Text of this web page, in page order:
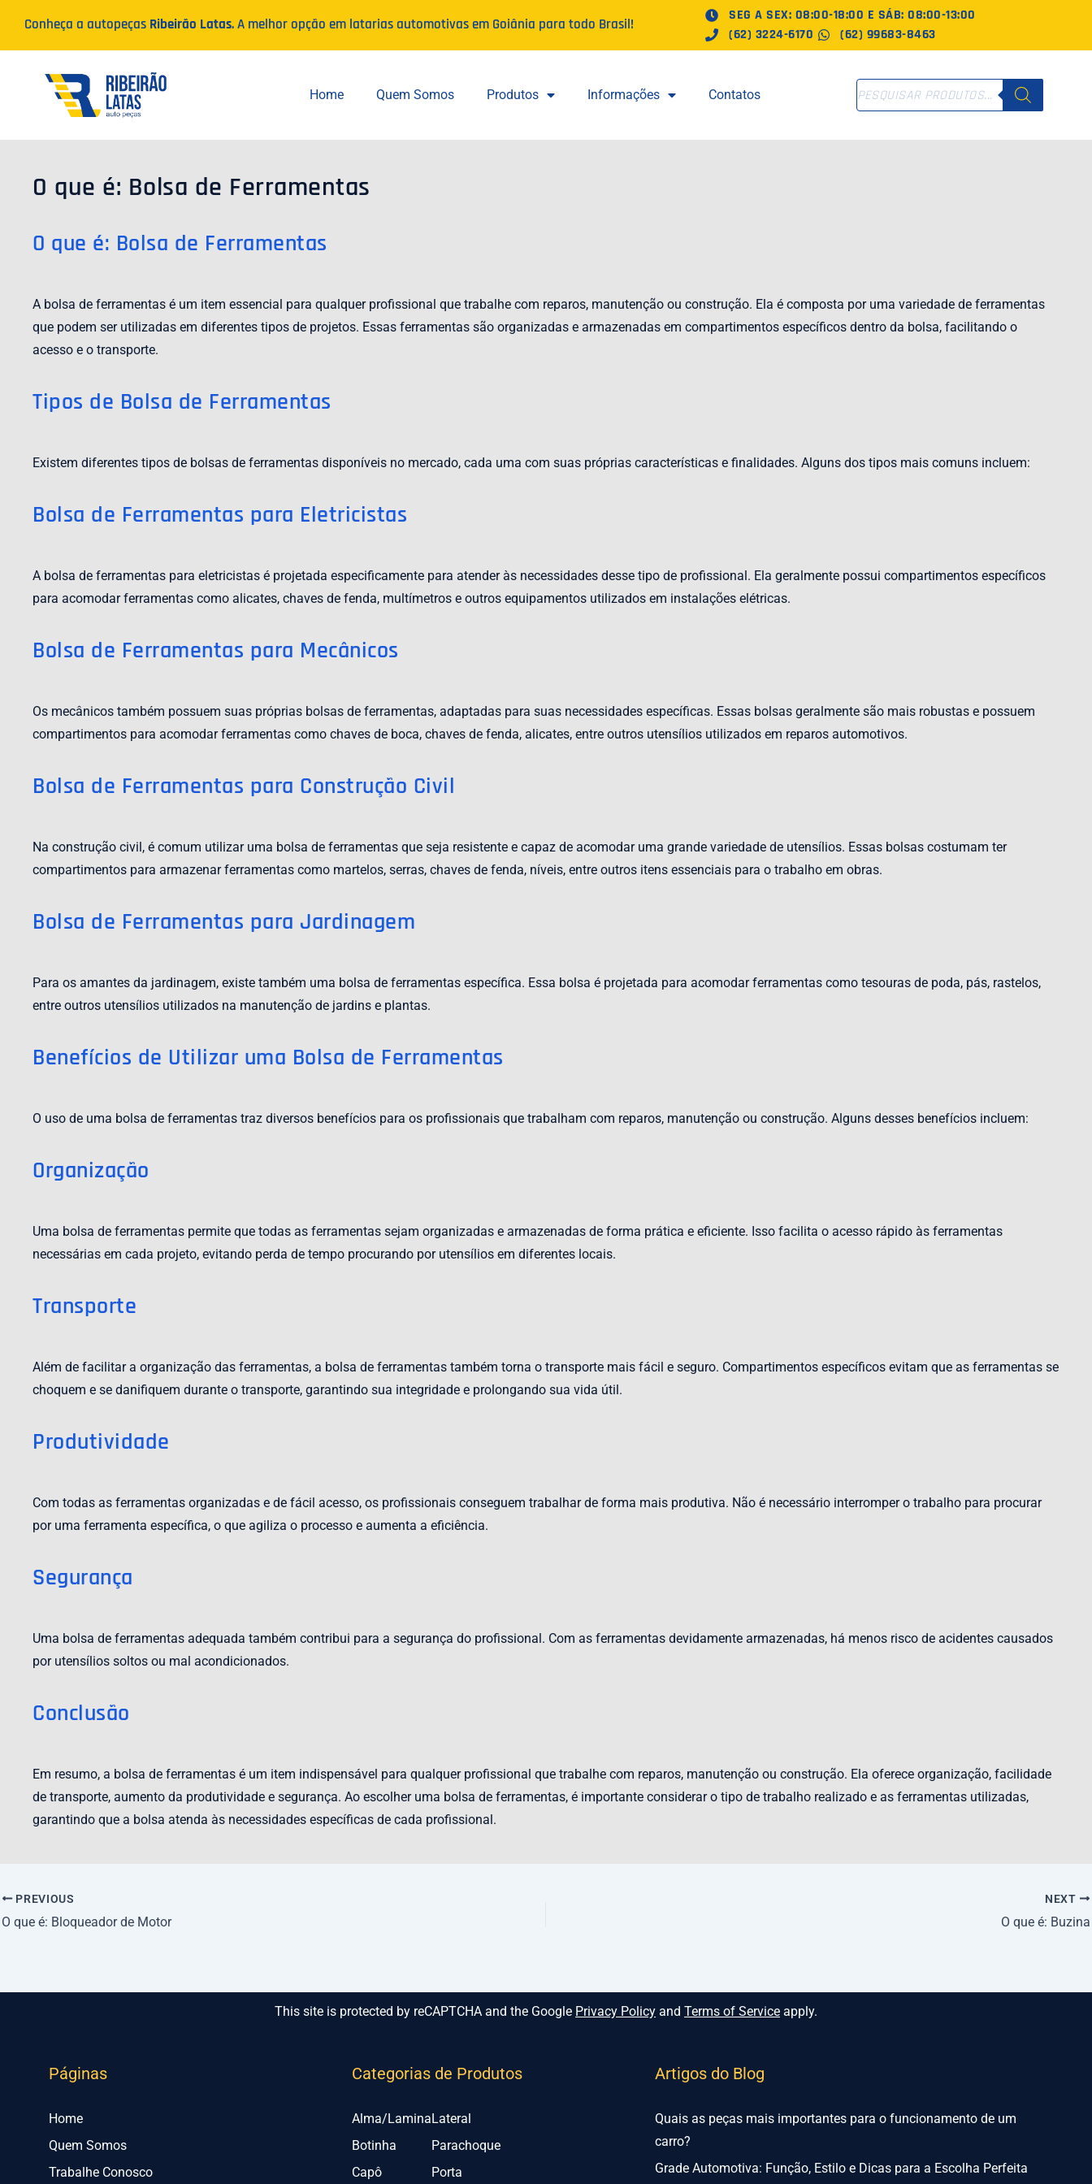
o
conteúdo
Conheça a autopeças Ribeirão Latas. A melhor opção em latarias automotivas em Goiânia para todo Brasil!
SEG A SEX: 08:00-18:00 E SÁB: 08:00-13:00
(62) 3224-6170
(62) 99683-8463
Home Quem Somos Produtos Informações Contatos
PESQUISAR
PRODUTOS
O que é: Bolsa de Ferramentas
O que é: Bolsa de Ferramentas
A bolsa de ferramentas é um item essencial para qualquer profissional que trabalhe com reparos, manutenção ou construção. Ela é composta por uma variedade de ferramentas
que podem ser utilizadas em diferentes tipos de projetos. Essas ferramentas são organizadas e armazenadas em compartimentos específicos dentro da bolsa, facilitando o
acesso e o transporte.
Tipos de Bolsa de Ferramentas
Existem diferentes tipos de bolsas de ferramentas disponíveis no mercado, cada uma com suas próprias características e finalidades. Alguns dos tipos mais comuns incluem:
Bolsa de Ferramentas para Eletricistas
A bolsa de ferramentas para eletricistas é projetada especificamente para atender às necessidades desse tipo de profissional. Ela geralmente possui compartimentos específicos
para acomodar ferramentas como alicates, chaves de fenda, multímetros e outros equipamentos utilizados em instalações elétricas.
Bolsa de Ferramentas para Mecânicos
Os mecânicos também possuem suas próprias bolsas de ferramentas, adaptadas para suas necessidades específicas. Essas bolsas geralmente são mais robustas e possuem
compartimentos para acomodar ferramentas como chaves de boca, chaves de fenda, alicates, entre outros utensílios utilizados em reparos automotivos.
Bolsa de Ferramentas para Construção Civil
Na construção civil, é comum utilizar uma bolsa de ferramentas que seja resistente e capaz de acomodar uma grande variedade de utensílios. Essas bolsas costumam ter
compartimentos para armazenar ferramentas como martelos, serras, chaves de fenda, níveis, entre outros itens essenciais para o trabalho em obras.
Bolsa de Ferramentas para Jardinagem
Para os amantes da jardinagem, existe também uma bolsa de ferramentas específica. Essa bolsa é projetada para acomodar ferramentas como tesouras de poda, pás, rastelos,
entre outros utensílios utilizados na manutenção de jardins e plantas.
Benefícios de Utilizar uma Bolsa de Ferramentas
O uso de uma bolsa de ferramentas traz diversos benefícios para os profissionais que trabalham com reparos, manutenção ou construção. Alguns desses benefícios incluem:
Organização
Uma bolsa de ferramentas permite que todas as ferramentas sejam organizadas e armazenadas de forma prática e eficiente. Isso facilita o acesso rápido às ferramentas
necessárias em cada projeto, evitando perda de tempo procurando por utensílios em diferentes locais.
Transporte
Além de facilitar a organização das ferramentas, a bolsa de ferramentas também torna o transporte mais fácil e seguro. Compartimentos específicos evitam que as ferramentas se
choquem e se danifiquem durante o transporte, garantindo sua integridade e prolongando sua vida útil.
Produtividade
Com todas as ferramentas organizadas e de fácil acesso, os profissionais conseguem trabalhar de forma mais produtiva. Não é necessário interromper o trabalho para procurar
por uma ferramenta específica, o que agiliza o processo e aumenta a eficiência.
Segurança
Uma bolsa de ferramentas adequada também contribui para a segurança do profissional. Com as ferramentas devidamente armazenadas, há menos risco de acidentes causados
por utensílios soltos ou mal acondicionados.
Conclusão
Em resumo, a bolsa de ferramentas é um item indispensável para qualquer profissional que trabalhe com reparos, manutenção ou construção. Ela oferece organização, facilidade
de transporte, aumento da produtividade e segurança. Ao escolher uma bolsa de ferramentas, é importante considerar o tipo de trabalho realizado e as ferramentas utilizadas,
garantindo que a bolsa atenda às necessidades específicas de cada profissional.
PREVIOUS
O que é: Bloqueador de Motor
NEXT
O que é: Buzina
This site is protected by reCAPTCHA and the Google Privacy Policy and Terms of Service apply.
Páginas
Home
Quem Somos
Trabalhe Conosco
Categorias de Produtos
Alma/Lamina
Botinha
Capô
Lateral
Parachoque
Porta
Artigos do Blog
Quais as peças mais importantes para o funcionamento de um
carro?
Grade Automotiva: Função, Estilo e Dicas para a Escolha Perfeita